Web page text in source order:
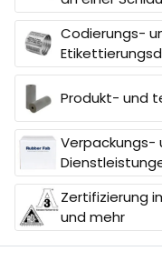
Codierungs-
Produkt- und
Verpackungs-
Zertifizierung
und mehr